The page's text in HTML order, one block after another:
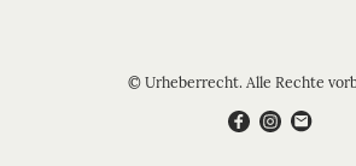
© Urheberrecht. Alle Rechte